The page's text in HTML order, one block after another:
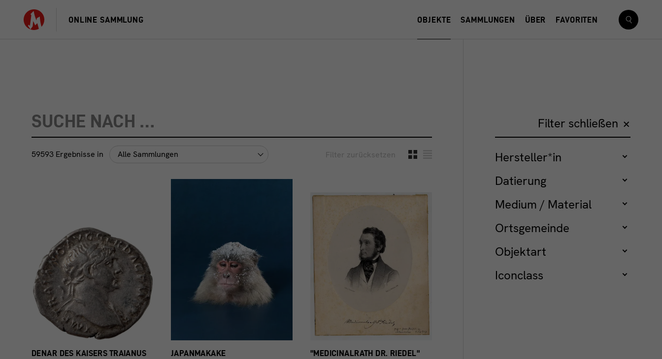
ONLINE SAMMLUNG OBJEKTE SAMMLUNGEN ÜBER FAVORITEN
59593 Ergebnisse in Filter zurücksetzen
DENAR DES KAISERS TRAIANUS
JAPANMAKAKE "MEDICINALRATH DR. RIEDEL"
Filter schließen +
Hersteller*in
Datierung
Medium / Material
Ortsgemeinde
Objektart
Iconclass